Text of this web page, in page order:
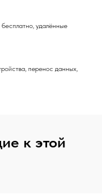
удалённые
перенос данных,
к этой